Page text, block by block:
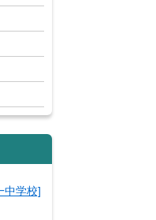
中学校]